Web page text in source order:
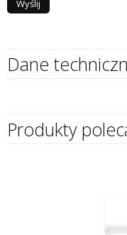
Dane
Produkty